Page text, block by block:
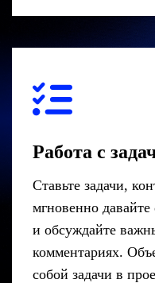
Работа с
Ставьте задачи,
мгновенно
и обсуждайте
комментариях.
собой задачи в